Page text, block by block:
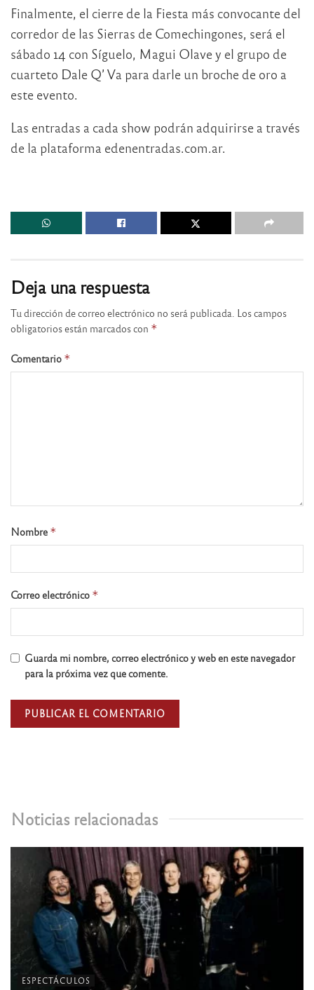
Finalmente, el cierre de la Fiesta más convocante del
corredor de las Sierras de Comechingones, será el
sábado 14 con Síguelo, Magui Olave y el grupo de
cuarteto Dale Q’ Va para darle un broche de oro a
este evento.
Las entradas a cada show podrán adquirirse a través
de la plataforma edenentradas.com.ar.
Noticias relacionadas
ESPECTÁCULOS
Deja una respuesta
Tu dirección de correo electrónico no será publicada. Los campos
obligatorios están marcados con *
Comentario *
Nombre *
Correo electrónico *
Guarda mi nombre, correo electrónico y web en este navegador
para la próxima vez que comente.